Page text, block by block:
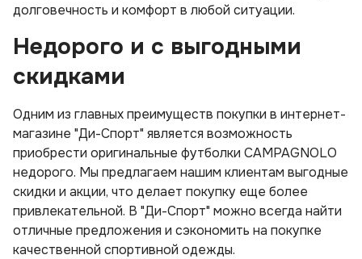
долговечность и комфорт в любой ситуации.
Недорого и с выгодными
скидками
Одним из главных преимуществ покупки в интернет-
магазине "Ди-Спорт" является возможность
приобрести оригинальные футболки CAMPAGNOLO
недорого. Мы предлагаем нашим клиентам выгодные
скидки и акции, что делает покупку еще более
привлекательной. В "Ди-Спорт" можно всегда найти
отличные предложения и сэкономить на покупке
качественной спортивной одежды.